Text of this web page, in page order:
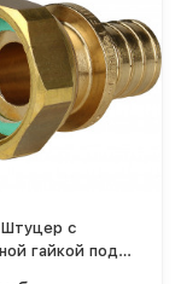
с
гайкой под